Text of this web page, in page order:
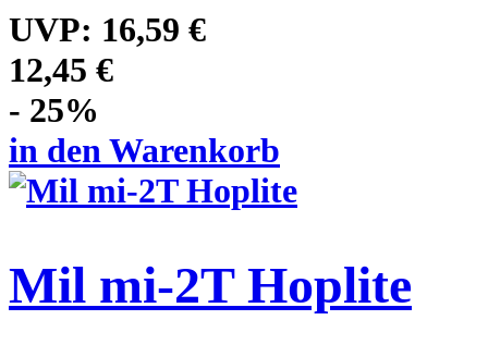
UVP: 16,59 €
12,45 €
- 25%
in den Warenkorb
Mil mi-2T Hoplite